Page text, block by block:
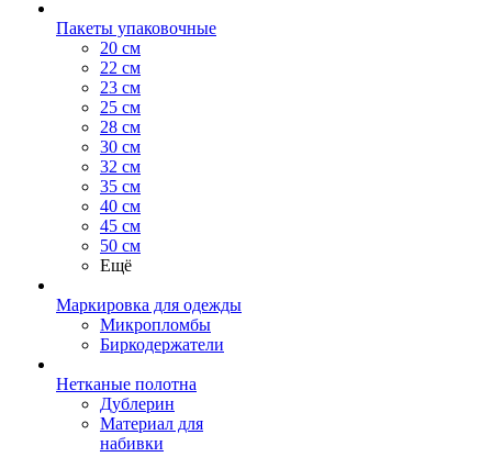
Пакеты упаковочные
20 см
22 см
23 см
25 см
28 см
30 см
32 см
35 см
40 см
45 см
50 см
Ещё
Маркировка для одежды
Микропломбы
Биркодержатели
Нетканые полотна
Дублерин
Материал для
набивки